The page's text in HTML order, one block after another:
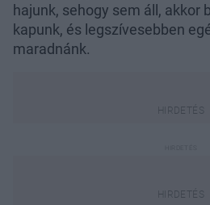
hajunk, sehogy sem áll, akkor
kapunk, és legszívesebben
maradnánk.